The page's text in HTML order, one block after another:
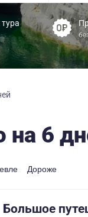
6
Дороже
Большое